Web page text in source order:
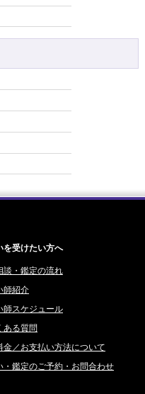
る？｜紫微斗数でわかる子ど
ちた【育児の悩み】
みてしまう時は
選択が人生をつくる～
を受けたい方へ
談・鑑定の流れ
師紹介
師スケジュール
ある質問
金／お支払い方法について
・鑑定のご予約・お問合わせ